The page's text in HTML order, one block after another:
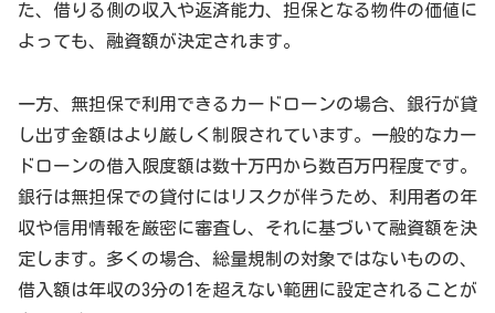
た、借りる側の収入や返済能力、担保となる物件の価値に
よっても、融資額が決定されます。
一方、無担保で利用できるカードローンの場合、銀行が貸
し出す金額はより厳しく制限されています。一般的なカー
ドローンの借入限度額は数十万円から数百万円程度です。
銀行は無担保での貸付にはリスクが伴うため、利用者の年
収や信用情報を厳密に審査し、それに基づいて融資額を決
定します。多くの場合、総量規制の対象ではないものの、
借入額は年収の3分の1を超えない範囲に設定されることが